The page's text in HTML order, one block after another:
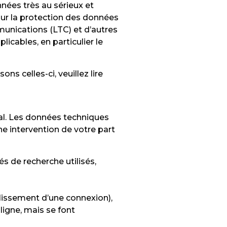
très au sérieux et
la protection des données
(LTC) et d’autres
en particulier le
celles-ci, veuillez lire
Les données techniques
intervention de votre part
de recherche utilisés,
d’une connexion),
mais se font